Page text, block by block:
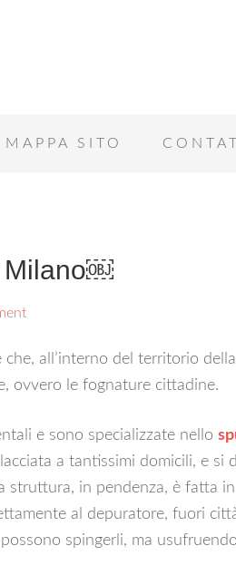
MAPPA SITO
Milano￼
all’interno del territorio
ovvero le fognature cittadine.
e sono specializzate nello
a tantissimi domicili, e si
in pendenza, è fatta
al depuratore, fuori
spingerli, ma